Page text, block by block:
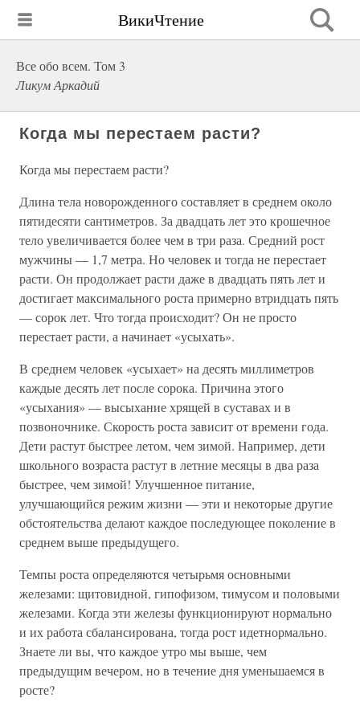
ВикиЧтение
Все обо всем. Том 3
Ликум Аркадий
Когда мы перестаем расти?
Когда мы перестаем расти?
Длина тела новорожденного составляет в среднем около
пятидесяти сантиметров. За двадцать лет это крошечное
тело увеличивается более чем в три раза. Средний рост
мужчины — 1,7 метра. Но человек и тогда не перестает
расти. Он продолжает расти даже в двадцать пять лет и
достигает максимального роста примерно втридцать пять
— сорок лет. Что тогда происходит? Он не просто
перестает расти, а начинает «усыхать».
В среднем человек «усыхает» на десять миллиметров
каждые десять лет после сорока. Причина этого
«усыхания» — высыхание хрящей в суставах и в
позвоночнике. Скорость роста зависит от времени года.
Дети растут быстрее летом, чем зимой. Например, дети
школьного возраста растут в летние месяцы в два раза
быстрее, чем зимой! Улучшенное питание,
улучшающийся режим жизни — эти и некоторые другие
обстоятельства делают каждое последующее поколение в
среднем выше предыдущего.
Темпы роста определяются четырьмя основными
железами: щитовидной, гипофизом, тимусом и половыми
железами. Когда эти железы функционируют нормально
и их работа сбалансирована, тогда рост идетнормально.
Знаете ли вы, что каждое утро мы выше, чем
предыдущим вечером, но в течение дня уменьшаемся в
росте?